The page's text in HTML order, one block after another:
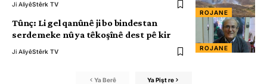
ROJANE
Ji AliyêStêrk TV
ROJANE
Tûnç: Li gel qanûnê ji bo bindestan
serdemeke nû ya têkoşînê dest pê kir
Ji AliyêStêrk TV
Ya Berê Ya Pişt re